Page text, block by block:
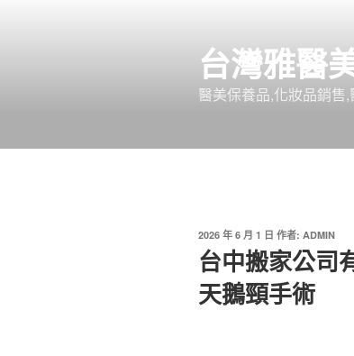
台灣雅醫
醫美保養品,化妝品銷售
發
佈
於
2026 年 6 月 1 日 作者: ADMIN
台中搬家公司
天鵝頸手術